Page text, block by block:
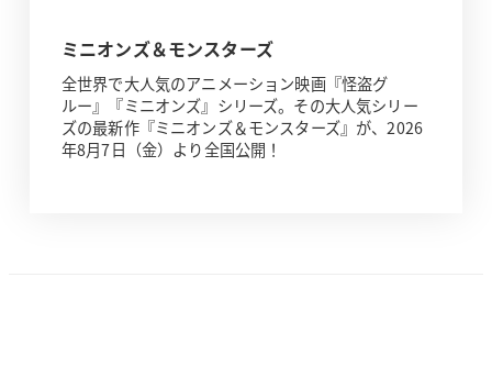
ミニオンズ＆モンスターズ
全世界で大人気のアニメーション映画『怪盗グ
ルー』『ミニオンズ』シリーズ。その大人気シリー
ズの最新作『ミニオンズ＆モンスターズ』が、2026
年8月7日（金）より全国公開！